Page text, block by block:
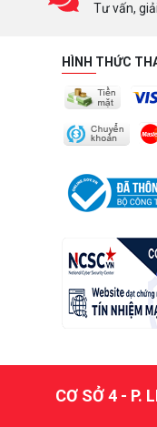
Tư vấn,
HÌNH THỨC
CƠ SỞ 4 - P.